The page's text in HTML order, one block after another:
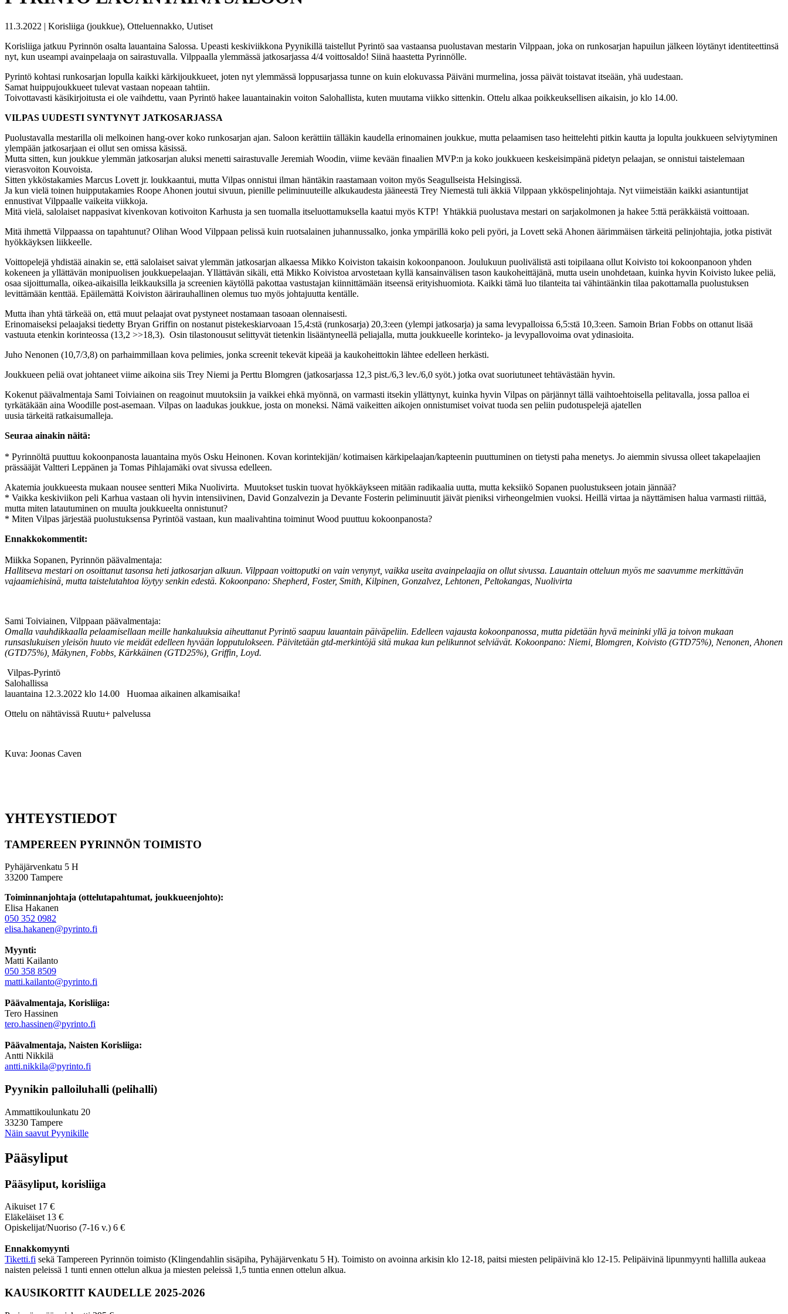
11.3.2022 | Korisliiga (joukkue), Otteluennakko, Uutiset
Korisliiga jatkuu Pyrinnön osalta lauantaina Salossa. Upeasti keskiviikkona Pyynikillä taistellut Pyrintö saa vastaansa puolustavan mestarin Vilppaan, joka on runkosarjan hapuilun jälkeen löytänyt identiteettinsä
nyt, kun useampi avainpelaaja on sairastuvalla. Vilppaalla ylemmässä jatkosarjassa 4/4 voittosaldo! Siinä haastetta Pyrinnölle.
Pyrintö kohtasi runkosarjan lopulla kaikki kärkijoukkueet, joten nyt ylemmässä loppusarjassa tunne on kuin elokuvassa Päiväni murmelina, jossa päivät toistavat itseään, yhä uudestaan.
Samat huippujoukkueet tulevat vastaan nopeaan tahtiin.
Toivottavasti käsikirjoitusta ei ole vaihdettu, vaan Pyrintö hakee lauantainakin voiton Salohallista, kuten muutama viikko sittenkin. Ottelu alkaa poikkeuksellisen aikaisin, jo klo 14.00.
VILPAS UUDESTI SYNTYNYT JATKOSARJASSA
Puolustavalla mestarilla oli melkoinen hang-over koko runkosarjan ajan. Saloon kerättiin tälläkin kaudella erinomainen joukkue, mutta pelaamisen taso heittelehti pitkin kautta ja lopulta joukkueen selviytyminen
ylempään jatkosarjaan ei ollut sen omissa käsissä.
Mutta sitten, kun joukkue ylemmän jatkosarjan aluksi menetti sairastuvalle Jeremiah Woodin, viime kevään finaalien MVP:n ja koko joukkueen keskeisimpänä pidetyn pelaajan, se onnistui taistelemaan
vierasvoiton Kouvoista.
Sitten ykköstakamies Marcus Lovett jr. loukkaantui, mutta Vilpas onnistui ilman häntäkin raastamaan voiton myös Seagullseista Helsingissä.
Ja kun vielä toinen huipputakamies Roope Ahonen joutui sivuun, pienille peliminuuteille alkukaudesta jääneestä Trey Niemestä tuli äkkiä Vilppaan ykköspelinjohtaja. Nyt viimeistään kaikki asiantuntijat
ennustivat Vilppaalle vaikeita viikkoja.
Mitä vielä, salolaiset nappasivat kivenkovan kotivoiton Karhusta ja sen tuomalla itseluottamuksella kaatui myös KTP! Yhtäkkiä puolustava mestari on sarjakolmonen ja hakee 5:ttä peräkkäistä voittoaan.
Mitä ihmettä Vilppaassa on tapahtunut? Olihan Wood Vilppaan pelissä kuin ruotsalainen juhannussalko, jonka ympärillä koko peli pyöri, ja Lovett sekä Ahonen äärimmäisen tärkeitä pelinjohtajia, jotka pistivät
hyökkäyksen liikkeelle.
Voittopelejä yhdistää ainakin se, että salolaiset saivat ylemmän jatkosarjan alkaessa Mikko Koiviston takaisin kokoonpanoon. Joulukuun puolivälistä asti toipilaana ollut Koivisto toi kokoonpanoon yhden
kokeneen ja yllättävän monipuolisen joukkuepelaajan. Yllättävän sikäli, että Mikko Koivistoa arvostetaan kyllä kansainvälisen tason kaukoheittäjänä, mutta usein unohdetaan, kuinka hyvin Koivisto lukee peliä,
osaa sijoittumalla, oikea-aikaisilla leikkauksilla ja screenien käytöllä pakottaa vastustajan kiinnittämään itseensä erityishuomiota. Kaikki tämä luo tilanteita tai vähintäänkin tilaa pakottamalla puolustuksen
levittämään kenttää. Epäilemättä Koiviston äärirauhallinen olemus tuo myös johtajuutta kentälle.
Mutta ihan yhtä tärkeää on, että muut pelaajat ovat pystyneet nostamaan tasoaan olennaisesti.
Erinomaiseksi pelaajaksi tiedetty Bryan Griffin on nostanut pistekeskiarvoaan 15,4:stä (runkosarja) 20,3:een (ylempi jatkosarja) ja sama levypalloissa 6,5:stä 10,3:een. Samoin Brian Fobbs on ottanut lisää
vastuuta etenkin korinteossa (13,2 >>18,3). Osin tilastonousut selittyvät tietenkin lisääntyneellä peliajalla, mutta joukkueelle korinteko- ja levypallovoima ovat ydinasioita.
Juho Nenonen (10,7/3,8) on parhaimmillaan kova pelimies, jonka screenit tekevät kipeää ja kaukoheittokin lähtee edelleen herkästi.
Joukkueen peliä ovat johtaneet viime aikoina siis Trey Niemi ja Perttu Blomgren (jatkosarjassa 12,3 pist./6,3 lev./6,0 syöt.) jotka ovat suoriutuneet tehtävästään hyvin.
Kokenut päävalmentaja Sami Toiviainen on reagoinut muutoksiin ja vaikkei ehkä myönnä, on varmasti itsekin yllättynyt, kuinka hyvin Vilpas on pärjännyt tällä vaihtoehtoisella pelitavalla, jossa palloa ei
tyrkätäkään aina Woodille post-asemaan. Vilpas on laadukas joukkue, josta on moneksi. Nämä vaikeitten aikojen onnistumiset voivat tuoda sen peliin pudotuspelejä ajatellen
uusia tärkeitä ratkaisumalleja.
Seuraa ainakin näitä:
* Pyrinnöltä puuttuu kokoonpanosta lauantaina myös Osku Heinonen. Kovan korintekijän/ kotimaisen kärkipelaajan/kapteenin puuttuminen on tietysti paha menetys. Jo aiemmin sivussa olleet takapelaajien
prässääjät Valtteri Leppänen ja Tomas Pihlajamäki ovat sivussa edelleen.
Akatemia joukkueesta mukaan nousee sentteri Mika Nuolivirta. Muutokset tuskin tuovat hyökkäykseen mitään radikaalia uutta, mutta keksiikö Sopanen puolustukseen jotain jännää?
* Vaikka keskiviikon peli Karhua vastaan oli hyvin intensiivinen, David Gonzalvezin ja Devante Fosterin peliminuutit jäivät pieniksi virheongelmien vuoksi. Heillä virtaa ja näyttämisen halua varmasti riittää,
mutta miten latautuminen on muulta joukkueelta onnistunut?
* Miten Vilpas järjestää puolustuksensa Pyrintöä vastaan, kun maalivahtina toiminut Wood puuttuu kokoonpanosta?
Ennakkokommentit:
Miikka Sopanen, Pyrinnön päävalmentaja:
Hallitseva mestari on osoittanut tasonsa heti jatkosarjan alkuun. Vilppaan voittoputki on vain venynyt, vaikka useita avainpelaajia on ollut sivussa. Lauantain otteluun myös me saavumme merkittävän
vajaamiehisinä, mutta taistelutahtoa löytyy senkin edestä. Kokoonpano: Shepherd, Foster, Smith, Kilpinen, Gonzalvez, Lehtonen, Peltokangas, Nuolivirta
Sami Toiviainen, Vilppaan päävalmentaja:
Omalla vauhdikkaalla pelaamisellaan meille hankaluuksia aiheuttanut Pyrintö saapuu lauantain päiväpeliin. Edelleen vajausta kokoonpanossa, mutta pidetään hyvä meininki yllä ja toivon mukaan
runsaslukuisen yleisön huuto vie meidät edelleen hyvään lopputulokseen. Päivitetään gtd-merkintöjä sitä mukaa kun pelikunnot selviävät. Kokoonpano: Niemi, Blomgren, Koivisto (GTD75%), Nenonen, Ahonen
(GTD75%), Mäkynen, Fobbs, Kärkkäinen (GTD25%), Griffin, Loyd.
Vilpas-Pyrintö
Salohallissa
lauantaina 12.3.2022 klo 14.00 Huomaa aikainen alkamisaika!
Ottelu on nähtävissä Ruutu+ palvelussa
Kuva: Joonas Caven
YHTEYSTIEDOT
TAMPEREEN PYRINNÖN TOIMISTO
Pyhäjärvenkatu 5 H
33200 Tampere
Toiminnanjohtaja (ottelutapahtumat, joukkueenjohto):
Elisa Hakanen
050 352 0982
elisa.hakanen@pyrinto.fi
Myynti:
Matti Kailanto
050 358 8509
matti.kailanto@pyrinto.fi
Päävalmentaja, Korisliiga:
Tero Hassinen
tero.hassinen@pyrinto.fi
Päävalmentaja, Naisten Korisliiga:
Antti Nikkilä
antti.nikkila@pyrinto.fi
Pyynikin palloiluhalli (pelihalli)
Ammattikoulunkatu 20
33230 Tampere
Näin saavut Pyynikille
Pääsyliput
Pääsyliput, korisliiga
Aikuiset 17 €
Eläkeläiset 13 €
Opiskelijat/Nuoriso (7-16 v.) 6 €
Ennakkomyynti
Tiketti.fi sekä Tampereen Pyrinnön toimisto (Klingendahlin sisäpiha, Pyhäjärvenkatu 5 H). Toimisto on avoinna arkisin klo 12-18, paitsi miesten pelipäivinä klo 12-15. Pelipäivinä lipunmyynti hallilla aukeaa
naisten peleissä 1 tunti ennen ottelun alkua ja miesten peleissä 1,5 tuntia ennen ottelun alkua.
KAUSIKORTIT KAUDELLE 2025-2026